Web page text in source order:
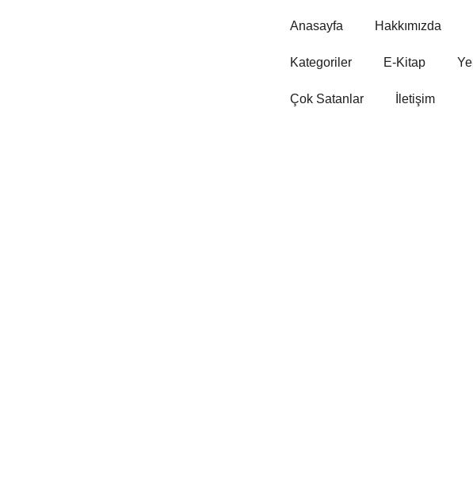
Anasayfa Hakkımızda
Kategoriler E-Kitap
Çok Satanlar İletişim